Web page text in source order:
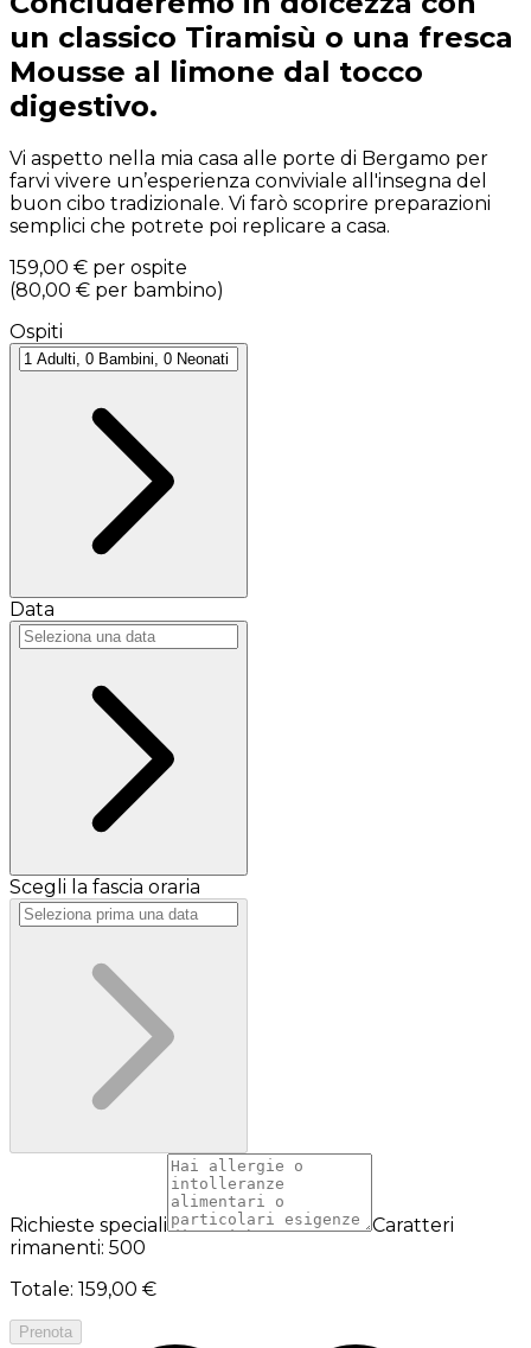
un classico Tiramisù o una fresca
Mousse al limone dal tocco
digestivo.
Vi aspetto nella mia casa alle porte di Bergamo per
farvi vivere un’esperienza conviviale all'insegna del
buon cibo tradizionale. Vi farò scoprire preparazioni
semplici che potrete poi replicare a casa.
159,00 € per ospite
(80,00 € per bambino)
Ospiti
Data
Scegli la fascia oraria
Richieste speciali
Caratteri
rimanenti: 500
Totale: 159,00 €
Prenota